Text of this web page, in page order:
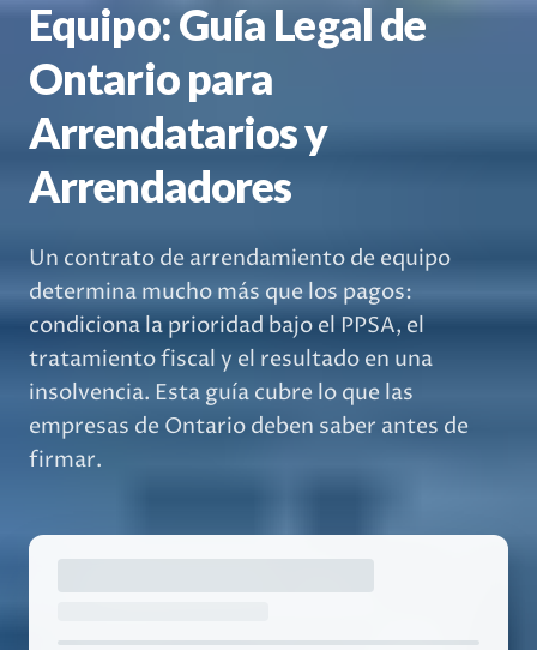
Equipo: Guía Legal de
Ontario para
Arrendatarios y
Arrendadores
Un contrato de arrendamiento de equipo
determina mucho más que los pagos:
condiciona la prioridad bajo el PPSA, el
tratamiento fiscal y el resultado en una
insolvencia. Esta guía cubre lo que las
empresas de Ontario deben saber antes de
firmar.